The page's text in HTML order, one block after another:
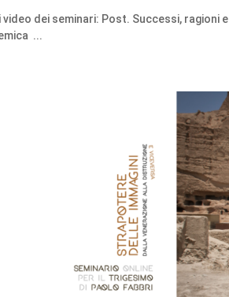
video dei seminari: Post. Successi,
...